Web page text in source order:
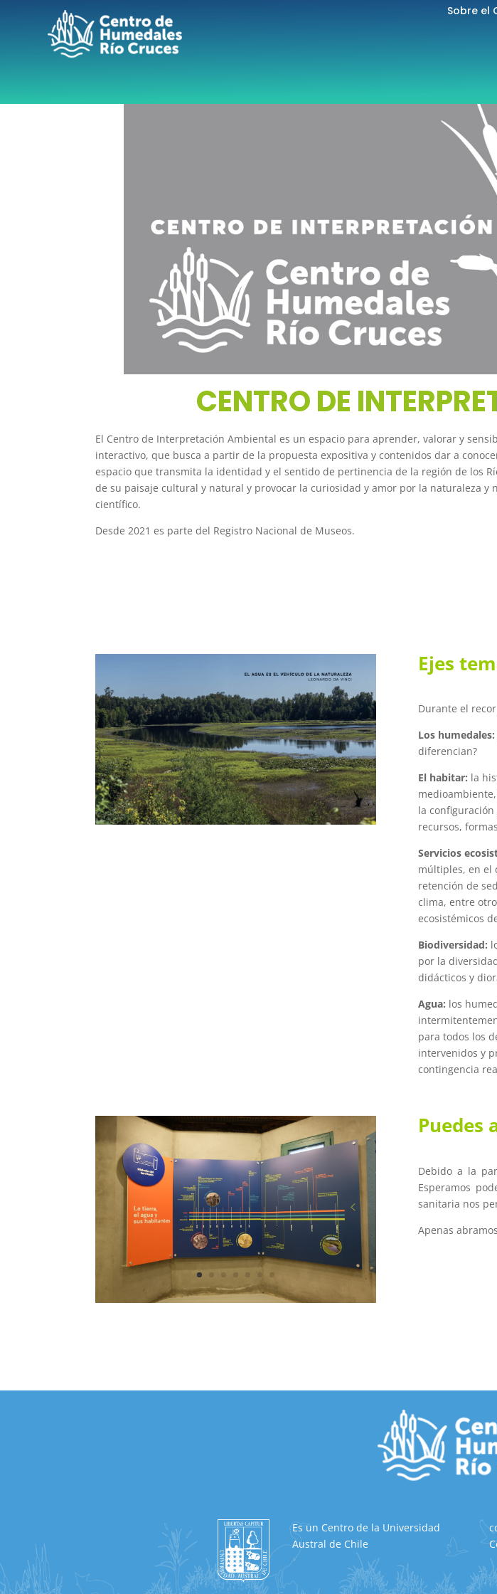
Sobre el
CENTRO DE
El Centro de Interpretación Ambiental es un espacio para aprender, valorar y
interactivo, que busca a partir de la propuesta expositiva y contenidos dar a
espacio que transmita la identidad y el sentido de pertinencia de la región de
de su paisaje cultural y natural y provocar la curiosidad y amor por la naturaleza
científico.
Desde 2021 es parte del Registro Nacional de Museos.
Ejes
Durante el
Los humedales:
diferencian?
El habitar: la
la
recursos,
Servicios
múltiples, en el
retención de
clima, entre
ecosistémicos
Biodiversidad:
por la
didácticos y
Agua: los
para todos los
intervenidos y
contingencia
Puedes
Debido a la
Esperamos
sanitaria nos
Apenas
Es un Centro de la Universidad
Austral de Chile